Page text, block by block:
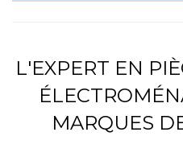
L'EXPERT EN
MARQUES